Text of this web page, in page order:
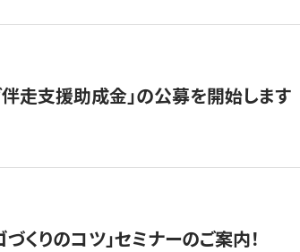
伴走支援助成金」の公募を開始します
くりのコツ」セミナーのご案内！